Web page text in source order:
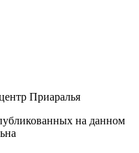
Приаралья
на данном